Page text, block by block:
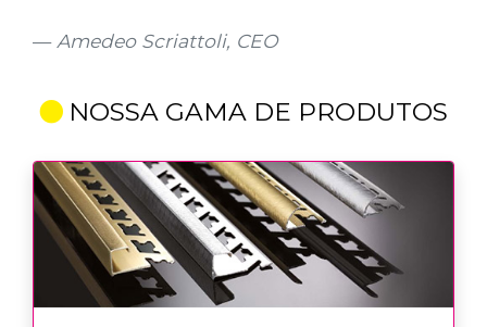
Amedeo Scriattoli, CEO
NOSSA GAMA DE PRODUTOS